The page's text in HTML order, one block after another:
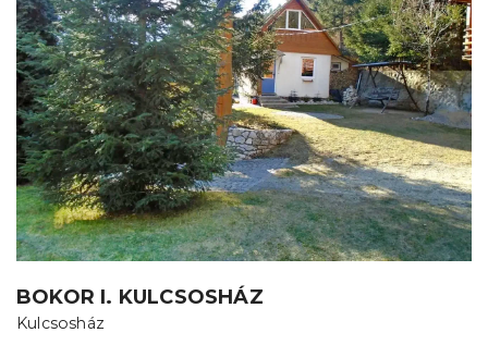
BOKOR I. KULCSOSHÁZ
Kulcsosház